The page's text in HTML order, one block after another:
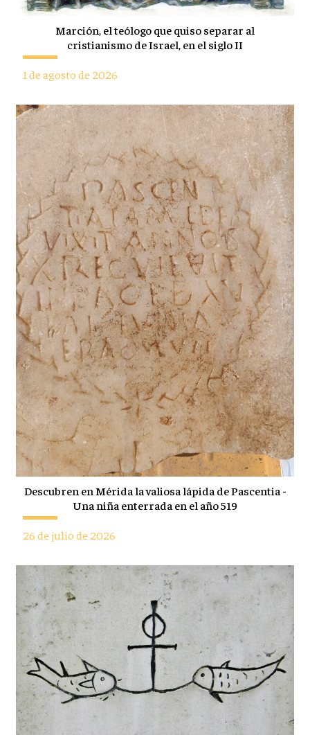
Marción, el teólogo que quiso separar al
cristianismo de Israel, en el siglo II
1 de agosto de 2026
Descubren en Mérida la valiosa lápida de Pascentia -
Una niña enterrada en el año 519
26 de julio de 2026